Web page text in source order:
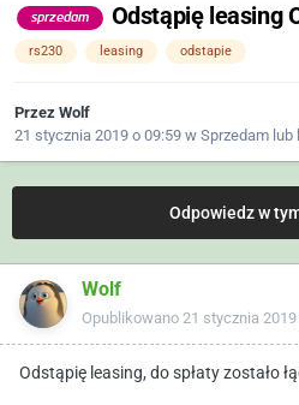
sprzedam Odstąpię leasing
rs230 leasing odstapie
Przez Wolf
21 stycznia 2019 o 09:59 w Sprzedam lub
Odpowiedz w
Wolf
Opublikowano 21 stycznia 2019
Odstąpię leasing, do spłaty zostało